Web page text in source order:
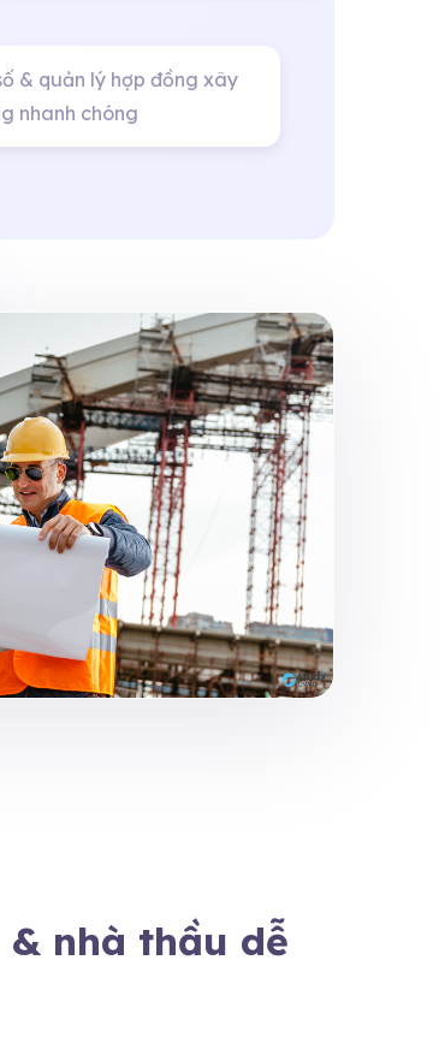
& quản lý hợp đồng xây
nhanh chóng
nhà thầu dễ